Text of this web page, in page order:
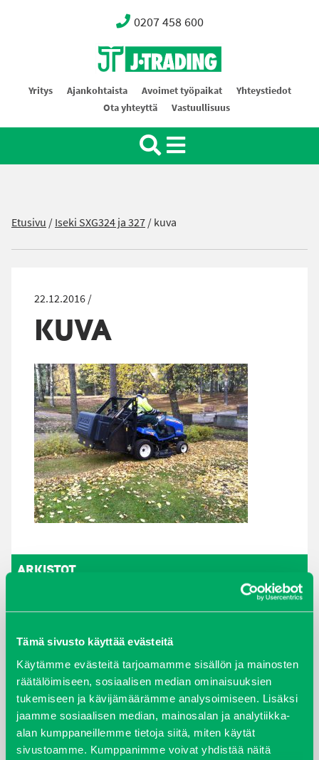
Tämä sivusto käyttää evästeitä
Käytämme evästeitä tarjoamamme sisällön ja mainosten
räätälöimiseen, sosiaalisen median ominaisuuksien
tukemiseen ja kävijämäärämme analysoimiseen. Lisäksi
jaamme sosiaalisen median, mainosalan ja analytiikka-
alan kumppaneillemme tietoja siitä, miten käytät
sivustoamme. Kumppanimme voivat yhdistää näitä
0207 458 600
Oy J-Trading Ab
Yritys Ajankohtaista Avoimet työpaikat
Yhteystiedot
Ota yhteyttä
Vastuullisuus
Etusivu /Iseki SXG324 ja 327/kuva
22.12.2016 /
KUVA
ARKISTOT
elokuu 2024
syyskuu 2023
joulukuu 2022
huhtikuu 2022